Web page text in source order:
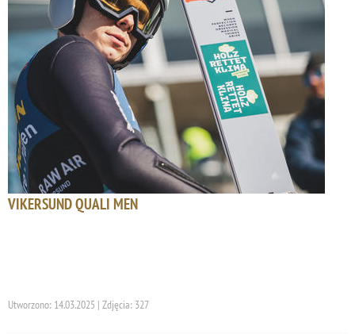
VIKERSUND QUALI MEN
Utworzono: 14.03.2025 | Zdjęcia: 327